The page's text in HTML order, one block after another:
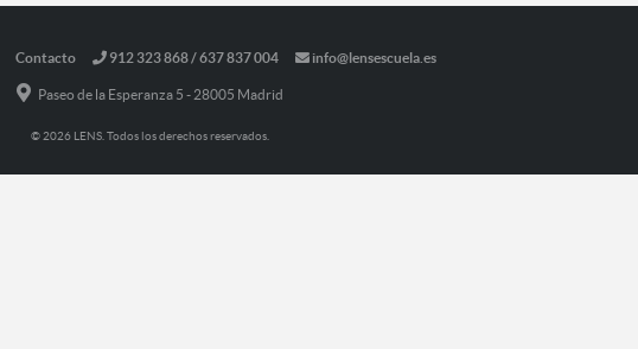
Contacto 912 323 868 / 637 837 004 info@lensescuela.es
Paseo de la Esperanza 5 - 28005 Madrid
© 2026 LENS. Todos los derechos reservados.